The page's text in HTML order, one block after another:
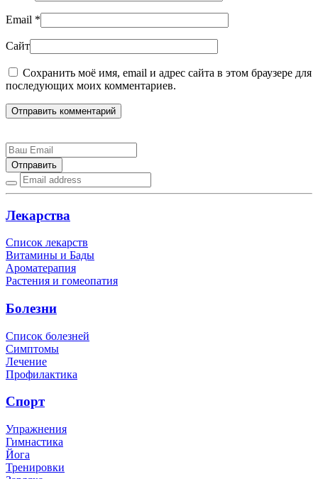
Email *
Сайт
Сохранить моё имя, email и адрес сайта в этом браузере для
последующих моих комментариев.
Отправить комментарий
Отправить
Лекарства
Список лекарств
Витамины и Бады
Ароматерапия
Растения и гомеопатия
Болезни
Список болезней
Симптомы
Лечение
Профилактика
Спорт
Упражнения
Гимнастика
Йога
Тренировки